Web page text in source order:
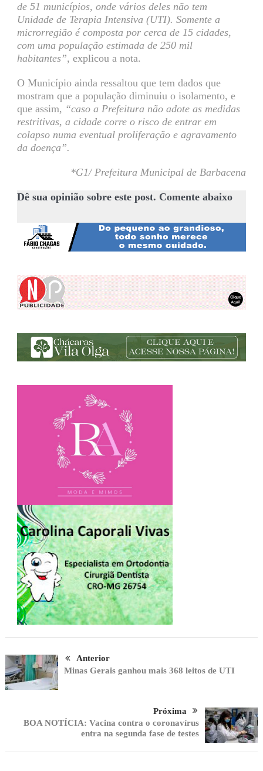
de 51 municípios, onde vários deles não tem
Unidade de Terapia Intensiva (UTI). Somente a
microrregião é composta por cerca de 15 cidades,
com uma população estimada de 250 mil
habitantes”, explicou a nota.
O Município ainda ressaltou que tem dados que
mostram que a população diminuiu o isolamento, e
que assim, “caso a Prefeitura não adote as medidas
restritivas, a cidade corre o risco de entrar em
colapso numa eventual proliferação e agravamento
da doença”.
*G1/ Prefeitura Municipal de Barbacena
Dê sua opinião sobre este post. Comente abaixo
Anterior
Minas Gerais ganhou mais 368 leitos de UTI
Próxima
BOA NOTÍCIA: Vacina contra o coronavírus
entra na segunda fase de testes